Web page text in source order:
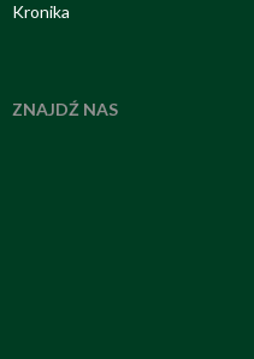
Kronika
ZNAJDŹ NAS